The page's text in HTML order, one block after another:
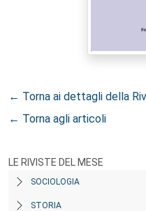
← Torna ai dettagli della
← Torna agli articoli
LE RIVISTE DEL MESE
SOCIOLOGIA
STORIA